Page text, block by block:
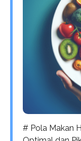
# Pola Makan